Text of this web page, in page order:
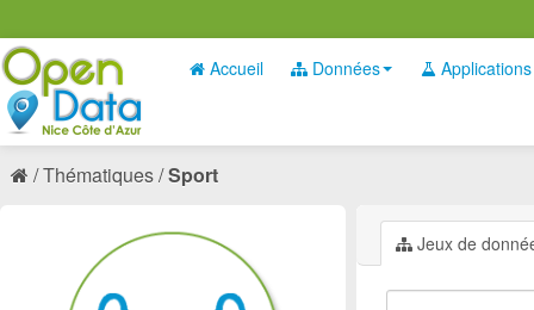
Accueil Données Applications
Thématiques Sport
Jeux de